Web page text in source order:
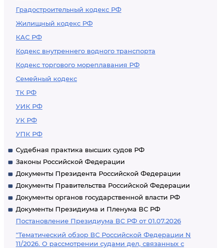
Градостроительный кодекс РФ
Жилищный кодекс РФ
КАС РФ
Кодекс внутреннего водного транспорта
Кодекс торгового мореплавания РФ
Семейный кодекс
ТК РФ
УИК РФ
УК РФ
УПК РФ
Судебная практика высших судов РФ
Законы Российской Федерации
Документы Президента Российской Федерации
Документы Правительства Российской Федерации
Документы органов государственной власти РФ
Документы Президиума и Пленума ВС РФ
Постановление Президиума ВС РФ от 01.07.2026
"Тематический обзор ВС Российской Федерации N
11/2026. О рассмотрении судами дел, связанных с